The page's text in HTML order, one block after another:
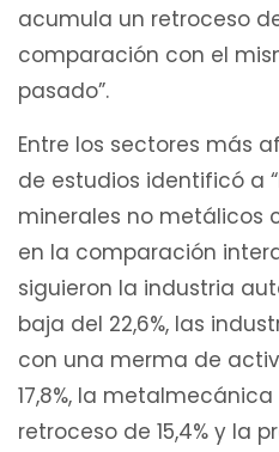
acumula un retroceso de
comparación con el
pasado”.
Entre los sectores más
de estudios identificó a
minerales no metálicos
en la comparación
siguieron la industria
baja del 22,6%, las
con una merma de
17,8%, la
retroceso de 15,4% y la